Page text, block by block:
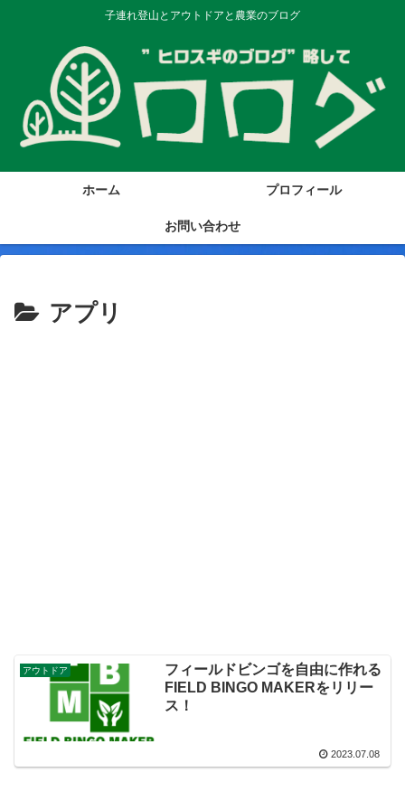
子連れ登山とアウトドアと農業のブログ
ホーム プロフィール
お問い合わせ
アプリ
アウトドア
フィールドビンゴを自由に作れる
FIELD BINGO MAKERをリリー
ス！
2023.07.08